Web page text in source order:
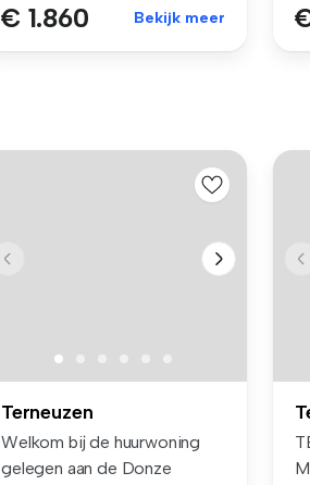
€ 1.860 Bekijk meer
Terneuzen
Welkom bij de huurwoning
gelegen aan de Donze